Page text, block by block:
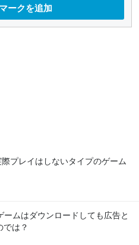
ークを追加
プレイはしないタイプのゲーム
ームはダウンロードしても広告と
では？